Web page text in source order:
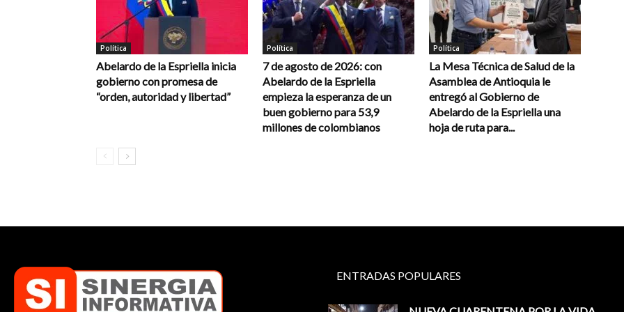
Política
Abelardo de la Espriella inicia
gobierno con promesa de
“orden, autoridad y libertad”
Política
7 de agosto de 2026: con
Abelardo de la Espriella
empieza la esperanza de un
buen gobierno para 53,9
millones de colombianos
Política
La Mesa Técnica de Salud de la
Asamblea de Antioquia le
entregó al Gobierno de
Abelardo de la Espriella una
hoja de ruta para...
ENTRADAS POPULARES